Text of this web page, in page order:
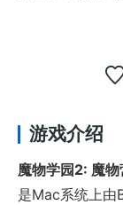
游戏介绍
魔物学园2: 魔
是Mac系统上